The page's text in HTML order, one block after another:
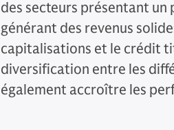
des secteurs présentant
générant des revenus
capitalisations et le crédit
diversification entre les
également accroître les